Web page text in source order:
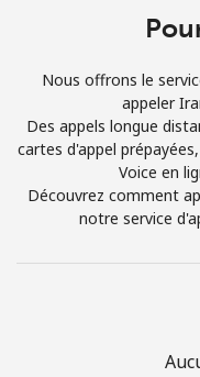
Nous offrons le
appeler
Des appels longue
cartes d'appel
Voice en
Découvrez comment
notre service